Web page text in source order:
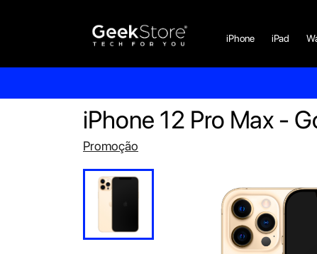
iPhone iPad
iPhone 12 Pro Max -
Promoção